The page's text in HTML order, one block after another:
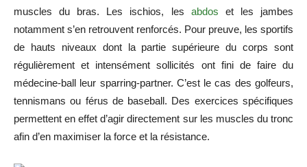
muscles du bras. Les ischios, les abdos et les jambes
notamment s’en retrouvent renforcés. Pour preuve, les sportifs
de hauts niveaux dont la partie supérieure du corps sont
régulièrement et intensément sollicités ont fini de faire du
médecine-ball leur sparring-partner. C’est le cas des golfeurs,
tennismans ou férus de baseball. Des exercices spécifiques
permettent en effet d’agir directement sur les muscles du tronc
afin d’en maximiser la force et la résistance.